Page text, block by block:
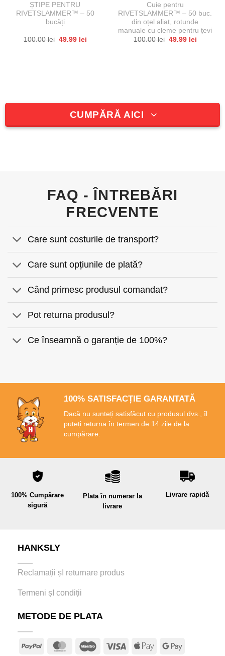
ȘTIPE PENTRU
RIVETSLAMMER™ – 50
bucăți
100.00lei Prețul
49.99 leiPrețul
Cuie pentru
RIVETSLAMMER™ – 50 buc.
din oțel aliat, rotunde
manuale cu cleme pentru țevi
100.00lei Prețul
49.99 leiPrețul
CUMPĂRĂ AICI
FAQ - ÎNTREBĂRI
FRECVENTE
Care sunt costurile de transport?
Care sunt opțiunile de plată?
Când primesc produsul comandat?
Pot returna produsul?
Ce înseamnă o garanție de 100%?
100% SATISFACȚIE GARANTATĂ
Dacă nu sunteți satisfăcut cu produsul dvs., îl
puteți returna în termen de 14 zile de la
cumpărare.
100% Cumpărare
sigură
Plata în numerar la
livrare
Livrare rapidă
HANKSLY
Reclamații șI returnare produs
Termeni șI condiții
METODE DE PLATA
PayPal MasterCardMaestro Visa
Apple
Google